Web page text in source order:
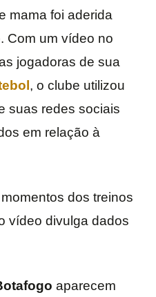
mama foi aderida
. Com um vídeo no
jogadoras de sua
, o clube utilizou
suas redes sociais
em relação à
dos treinos
vídeo divulga dados
aparecem